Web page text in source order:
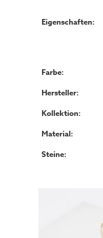
Eigenschaften:
Farbe:
Hersteller:
Kollektion:
Material:
Steine: